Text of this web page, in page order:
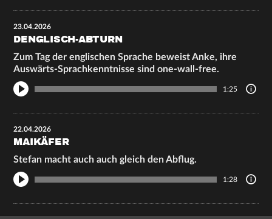
23.04.2026
DENGLISCH-ABTURN
Zum Tag der englischen Sprache beweist Anke, ihre
Auswärts-Sprachkenntnisse sind one-wall-free.
1:25
22.04.2026
MAIKÄFER
Stefan macht auch auch gleich den Abflug.
1:28